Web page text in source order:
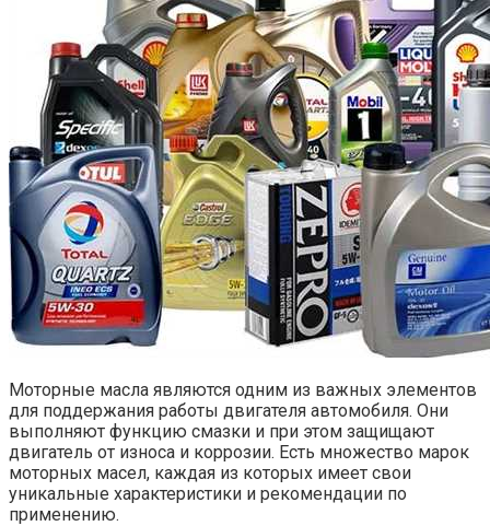
Моторные масла являются одним из важных элементов
для поддержания работы двигателя автомобиля. Они
выполняют функцию смазки и при этом защищают
двигатель от износа и коррозии. Есть множество марок
моторных масел, каждая из которых имеет свои
уникальные характеристики и рекомендации по
применению.